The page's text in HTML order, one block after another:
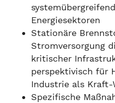
Energiesektoren
Stationäre
Stromversorgung
kritischer
perspektivisch für
Industrie als Kraft-
Spezifische